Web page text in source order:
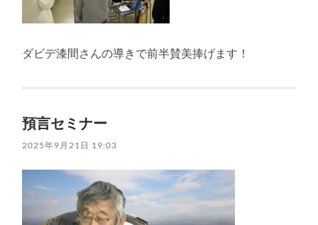
ダビデ漆間さんの導きで前半賛美捧げます！
預言セミナー
2025年9月21日 19:03